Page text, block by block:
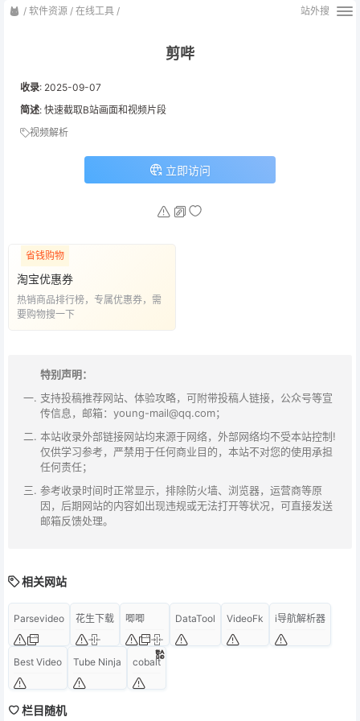
/ 软件资源 / 在线工具 / 站外搜
剪哔
收录: 2025-09-07
简述: 快速截取B站画面和视频片段
视频解析
立即访问
省钱购物
淘宝优惠券
热销商品排行榜，专属优惠券，需
要购物搜一下
特别声明：
支持投稿推荐网站、体验攻略，可附带投稿人链接，公众号等宣
传信息，邮箱：young-mail@qq.com；
本站收录外部链接网站均来源于网络，外部网络均不受本站控制!
仅供学习参考，严禁用于任何商业目的，本站不对您的使用承担
任何责任；
参考收录时间时正常显示，排除防火墙、浏览器，运营商等原
因，后期网站的内容如出现违规或无法打开等状况，可直接发送
邮箱反馈处理。
相关网站
Parsevideo 花生下载 唧唧 DataTool VideoFk i导航解析器
Best Video Tube Ninja cobalt
栏目随机